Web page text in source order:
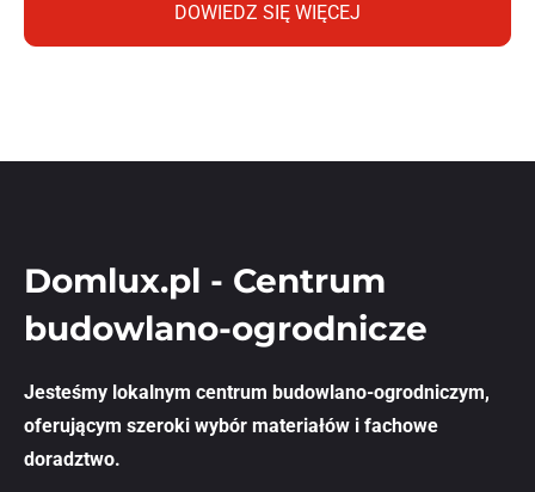
DOWIEDZ SIĘ WIĘCEJ
Domlux.pl - Centrum
budowlano-ogrodnicze
Jesteśmy lokalnym centrum budowlano-ogrodniczym,
oferującym szeroki wybór materiałów i fachowe
doradztwo.